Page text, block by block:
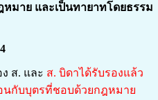
มาย และเป็นทายาทโดยธรรม
ส. และ ส. บิดาได้รับรองแล้ว
นกับบุตรที่ชอบด้วยกฎหมาย